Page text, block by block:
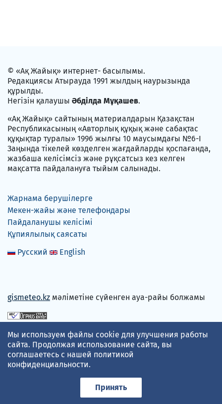
© «Ақ Жайық» интернет- басылымы.
Редакциясы Атырауда 1991 жылдың наурызында
құрылды.
Негізін қалаушы Әбділда Мұқашев.
«Ақ Жайық» сайтының материалдарын Қазақстан
Республикасының «Авторлық құқық және сабақтас
құқықтар туралы» 1996 жылғы 10 маусымдағы №6-I
Заңында тікелей көзделген жағдайларды қоспағанда,
жазбаша келісімсіз және рұқсатсыз кез келген
мақсатта пайдалануға тыйым салынады.
Жарнама берушілерге
Мекен-жайы және телефондары
Пайдаланушы келісімі
Құпиялылық саясаты
Русский
English
gismeteo.kz мәліметіне сүйенген ауа-райы болжамы
Төлем карталарын қабылдаймыз
Мы используем файлы cookie для улучшения работы
сайта. Продолжая использование сайта, вы
соглашаетесь с нашей политикой
конфиденциальности.
Принять